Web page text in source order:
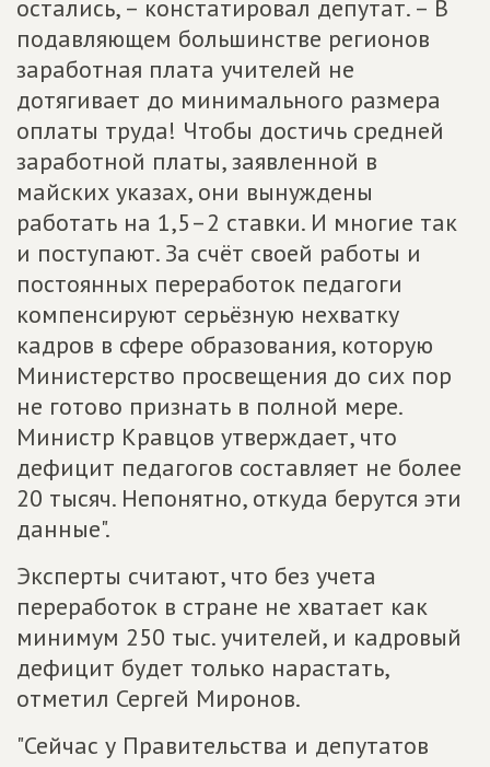
остались, – констатировал депутат. – В
подавляющем большинстве регионов
заработная плата учителей не
дотягивает до минимального размера
оплаты труда! Чтобы достичь средней
заработной платы, заявленной в
майских указах, они вынуждены
работать на 1,5–2 ставки. И многие так
и поступают. За счёт своей работы и
постоянных переработок педагоги
компенсируют серьёзную нехватку
кадров в сфере образования, которую
Министерство просвещения до сих пор
не готово признать в полной мере.
Министр Кравцов утверждает, что
дефицит педагогов составляет не более
20 тысяч. Непонятно, откуда берутся эти
данные".
Эксперты считают, что без учета
переработок в стране не хватает как
минимум 250 тыс. учителей, и кадровый
дефицит будет только нарастать,
отметил Сергей Миронов.
"Сейчас у Правительства и депутатов